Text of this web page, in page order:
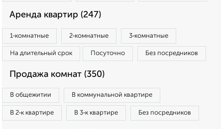
Аренда квартир (247)
1‑комнатные 2‑комнатные 3‑комнатные
На длительный срок Посуточно Без посредников
Продажа комнат (350)
В общежитии В коммунальной квартире
В 2‑к квартире В 3‑к квартире Без посредников